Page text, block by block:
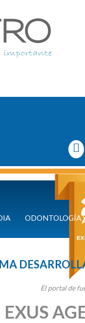
ODONTOLOGÍA
El portal de
EXUS